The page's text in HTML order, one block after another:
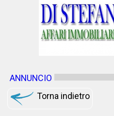
ANNUNCIO
Torna indietro